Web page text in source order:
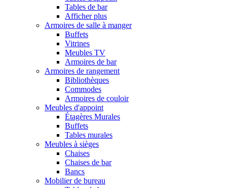
Tables de bar
Afficher plus
Armoires de salle à manger
Buffets
Vitrines
Meubles TV
Armoires de bar
Armoires de rangement
Bibliothèques
Commodes
Armoires de couloir
Meubles d'appoint
Étagères Murales
Buffets
Tables murales
Meubles à sièges
Chaises
Chaises de bar
Bancs
Mobilier de bureau